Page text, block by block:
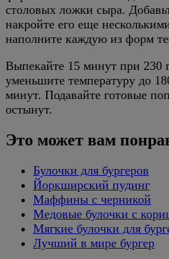
столовых ложки сыра.
накройте его еще
наполните каждую из форм
Выпекайте 15 минут при 230
уменьшите температуру до
минут. Подавайте готовые
остынут.
Это может вам
Булочки для бургеров
Йоркширский пудинг
Маффины с черникой
Медовые булочки с
Мягкие булочки для
Лучший в мире бургер